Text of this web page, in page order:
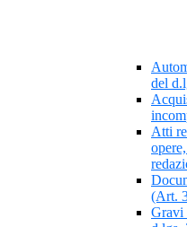
del
Atti
(Art.
Gravi